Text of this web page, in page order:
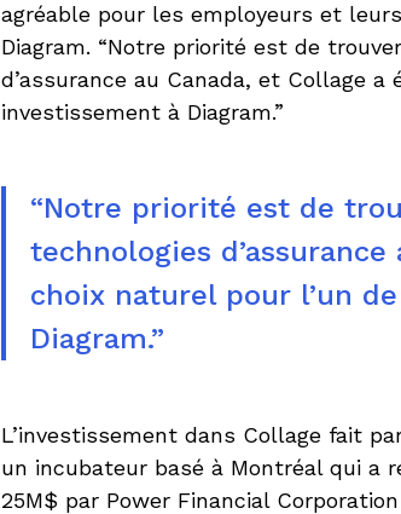
agréable pour les employeurs et
Diagram. “Notre priorité est de
d’assurance au Canada, et Collage
investissement à Diagram.”
“Notre priorité est de
technologies
choix naturel pour l’un
Diagram.”
L’investissement dans Collage fait
un incubateur basé à Montréal qui a
25M$ par Power Financial